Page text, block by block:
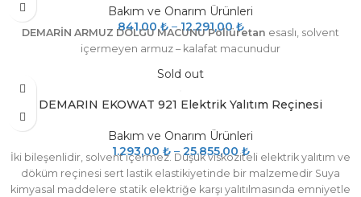
Bakım ve Onarım Ürünleri
841,00₺ –12.291,00₺
DEMARİN ARMUZ DOLGU MACUNU Poliüretan esaslı, solvent
içermeyen armuz – kalafat macunudur
Sold out
DEMARIN EKOWAT 921 Elektrik Yalıtım Reçinesi
Bakım ve Onarım Ürünleri
1.293,00 ₺ –25.855,00₺
İki bileşenlidir, solvent içermez. Düşük viskoziteli elektrik yalıtım ve
döküm reçinesi sert lastik elastikiyetinde bir malzemedir Suya
kimyasal maddelere statik elektriğe karşı yalıtılmasında emniyetle